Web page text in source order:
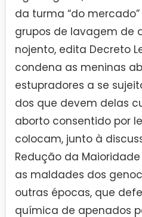
da turma “do
grupos de lavagem de
nojento, edita Decreto
condena as meninas
estupradores a se
dos que devem delas
aborto consentido por
colocam, junto à
Redução da Maioridade
as maldades dos
outras épocas, que
química de apenados